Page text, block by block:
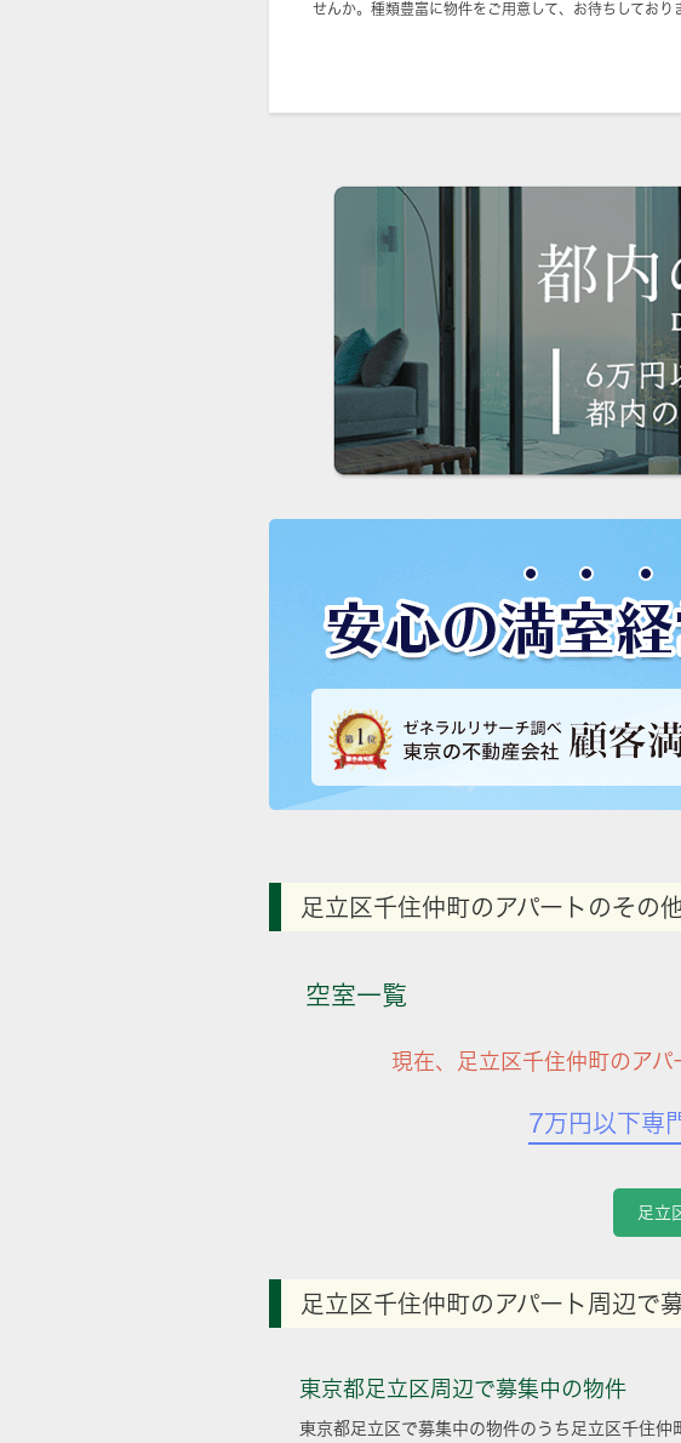
せんか。種類豊富に物件をご用意して、お待ちしており
足立区千住仲町のアパートのその
空室一覧
現在、足立区千住仲町のアパ
7万円以下専
足立
足立区千住仲町のアパート周辺で
東京都足立区周辺で募集中の物件
東京都足立区で募集中の物件のうち足立区千住仲